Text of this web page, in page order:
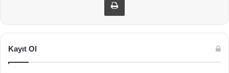
Kayıt Ol